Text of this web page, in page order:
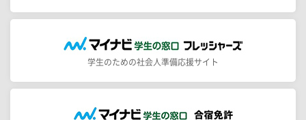
学生のための社会人準備応援サイト